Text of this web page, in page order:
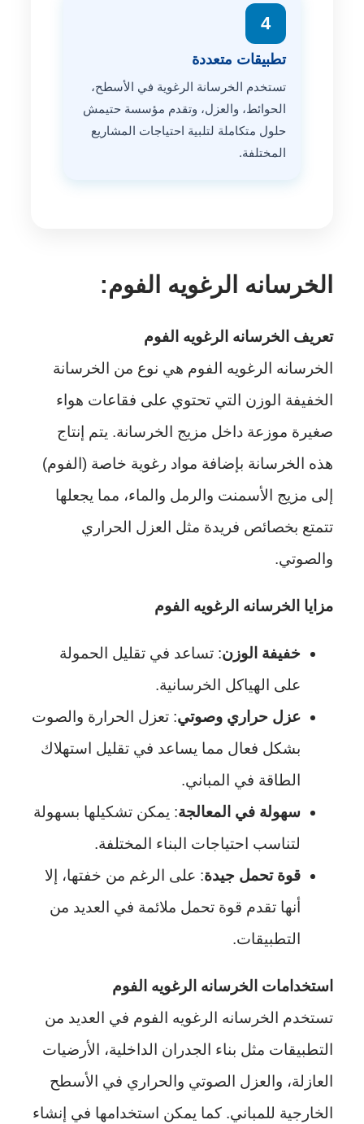
4
تطبيقات متعددة
تستخدم الخرسانة الرغوية في الأسطح،
الحوائط، والعزل، وتقدم مؤسسة حتيمش
حلول متكاملة لتلبية احتياجات المشاريع
المختلفة.
الخرسانه الرغويه الفوم:
تعريف الخرسانه الرغويه الفوم
الخرسانه الرغويه الفوم هي نوع من الخرسانة
الخفيفة الوزن التي تحتوي على فقاعات هواء
صغيرة موزعة داخل مزيج الخرسانة. يتم إنتاج
هذه الخرسانة بإضافة مواد رغوية خاصة (الفوم)
إلى مزيج الأسمنت والرمل والماء، مما يجعلها
تتمتع بخصائص فريدة مثل العزل الحراري
والصوتي.
مزايا الخرسانه الرغويه الفوم
خفيفة الوزن: تساعد في تقليل الحمولة
على الهياكل الخرسانية.
عزل حراري وصوتي: تعزل الحرارة والصوت
بشكل فعال مما يساعد في تقليل استهلاك
الطاقة في المباني.
سهولة في المعالجة: يمكن تشكيلها بسهولة
لتناسب احتياجات البناء المختلفة.
قوة تحمل جيدة: على الرغم من خفتها، إلا
أنها تقدم قوة تحمل ملائمة في العديد من
التطبيقات.
استخدامات الخرسانه الرغويه الفوم
تستخدم الخرسانه الرغويه الفوم في العديد من
التطبيقات مثل بناء الجدران الداخلية، الأرضيات
العازلة، والعزل الصوتي والحراري في الأسطح
الخارجية للمباني. كما يمكن استخدامها في إنشاء